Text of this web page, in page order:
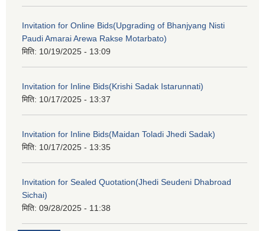
Invitation for Online Bids(Upgrading of Bhanjyang Nisti
Paudi Amarai Arewa Rakse Motarbato)
मिति: 10/19/2025 - 13:09
Invitation for Inline Bids(Krishi Sadak Istarunnati)
मिति: 10/17/2025 - 13:37
Invitation for Inline Bids(Maidan Toladi Jhedi Sadak)
मिति: 10/17/2025 - 13:35
Invitation for Sealed Quotation(Jhedi Seudeni Dhabroad
Sichai)
मिति: 09/28/2025 - 11:38